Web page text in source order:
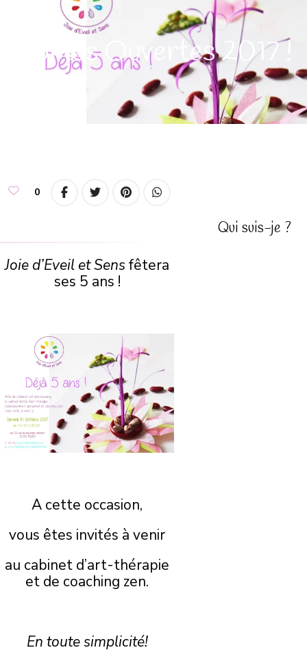
Portes Ouvertes 2017 !
0
Joie d’Eveil et Sensfêtera
ses 5 ans !
A cette occasion,
vous êtes invités à venir
au cabinet d’art-thérapie
et de coaching zen.
En toute simplicité!
Qui suis-je ?